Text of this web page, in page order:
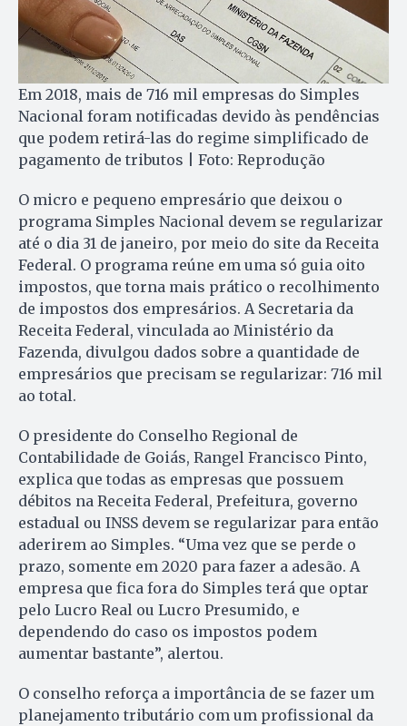
Em 2018, mais de 716 mil empresas do Simples
Nacional foram notificadas devido às pendências
que podem retirá-las do regime simplificado de
pagamento de tributos | Foto: Reprodução
O micro e pequeno empresário que deixou o
programa Simples Nacional devem se regularizar
até o dia 31 de janeiro, por meio do site da Receita
Federal. O programa reúne em uma só guia oito
impostos, que torna mais prático o recolhimento
de impostos dos empresários. A Secretaria da
Receita Federal, vinculada ao Ministério da
Fazenda, divulgou dados sobre a quantidade de
empresários que precisam se regularizar: 716 mil
ao total.
O presidente do Conselho Regional de
Contabilidade de Goiás, Rangel Francisco Pinto,
explica que todas as empresas que possuem
débitos na Receita Federal, Prefeitura, governo
estadual ou INSS devem se regularizar para então
aderirem ao Simples. “Uma vez que se perde o
prazo, somente em 2020 para fazer a adesão. A
empresa que fica fora do Simples terá que optar
pelo Lucro Real ou Lucro Presumido, e
dependendo do caso os impostos podem
aumentar bastante”, alertou.
O conselho reforça a importância de se fazer um
planejamento tributário com um profissional da